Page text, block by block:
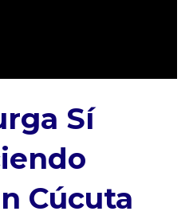
Sí
Cúcuta